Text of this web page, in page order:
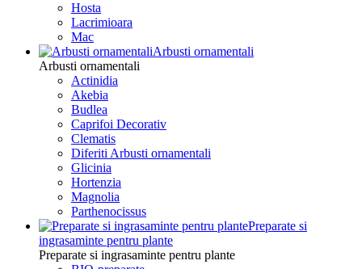
Hosta
Lacrimioara
Mac
Arbusti ornamentali
Arbusti ornamentali
Actinidia
Akebia
Budlea
Caprifoi Decorativ
Clematis
Diferiti Arbusti ornamentali
Glicinia
Hortenzia
Magnolia
Parthenocissus
Preparate si
ingrasaminte pentru plante
Preparate si ingrasaminte pentru plante